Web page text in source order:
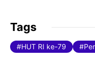
c
e
b
er l
Tags
HUT RI ke-79